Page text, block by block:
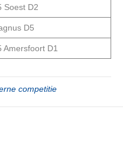
Soest D2
D5
Amersfoort D1
competitie